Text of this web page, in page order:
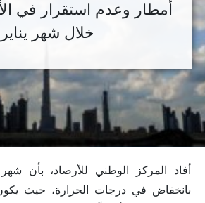
أمطار وعدم استقرار في
خلال شهر يناير
أفاد المركز الوطني للأرصاد، بأن شهر
بانخفاض في درجات الحرارة، حيث يكون